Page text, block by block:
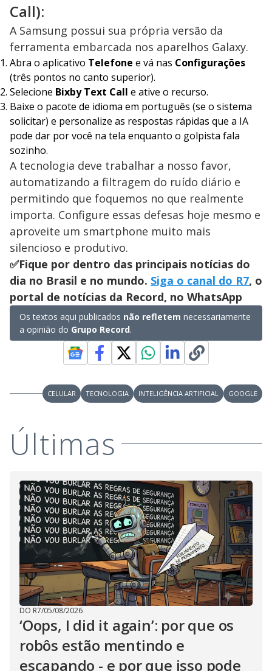
Call):
A Samsung possui sua própria versão da
ferramenta embarcada nos aparelhos Galaxy.
Abra o aplicativo Telefone e vá nas Configurações
(três pontos no canto superior).
Selecione Bixby Text Call e ative o recurso.
Baixe o pacote de idioma em português (se o sistema
solicitar) e personalize as respostas rápidas que a IA
pode dar por você na tela enquanto o golpista fala
sozinho.
A tecnologia deve trabalhar a nosso favor,
automatizando a filtragem do ruído diário e
permitindo que foquemos no que realmente
importa. Configure essas defesas hoje mesmo e
aproveite um smartphone muito mais
silencioso e produtivo.
✅Fique por dentro das principais notícias do
dia no Brasil e no mundo. Siga o canal do R7, o
portal de notícias da Record, no WhatsApp
Os textos aqui publicados não refletem necessariamente
a opinião do Grupo Record.
CELULAR TECNOLOGIA INTELIGÊNCIA ARTIFICIAL GOOGLE
Últimas
DO R7/05/08/2026
‘Oops, I did it again’: por que os
robôs estão mentindo e
escapando - e por que isso pode